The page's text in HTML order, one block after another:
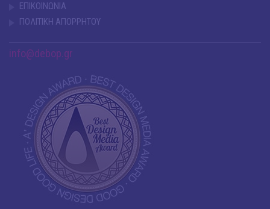
ΕΠΙΚΟΙΝΩΝΙΑ
ΠΟΛΙΤΙΚΗ ΑΠΟΡΡΗΤΟΥ
info@debop.gr